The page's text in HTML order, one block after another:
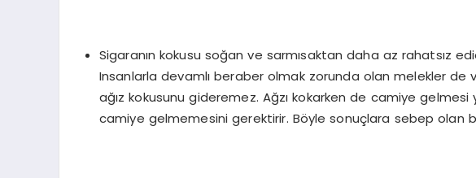
Sigaranın kokusu soğan ve sarmısaktan daha az rahatsız
Insanlarla devamlı beraber olmak zorunda olan melekler de
ağız kokusunu gideremez. Ağzı kokarken de camiye gelmesi
camiye gelmemesini gerektirir. Böyle sonuçlara sebep olan